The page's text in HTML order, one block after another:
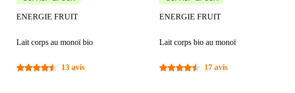
ENERGIE FRUIT
Lait corps au monoï bio
13 avis
ENERGIE FRUIT
Lait corps bio au monoï
17 avis